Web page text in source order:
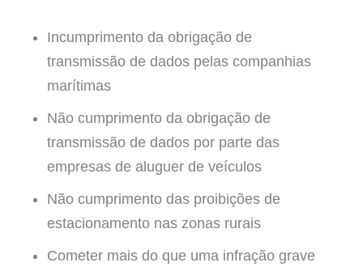
Incumprimento da obrigação de
transmissão de dados pelas companhias
marítimas
Não cumprimento da obrigação de
transmissão de dados por parte das
empresas de aluguer de veículos
Não cumprimento das proibições de
estacionamento nas zonas rurais
Cometer mais do que uma infração grave